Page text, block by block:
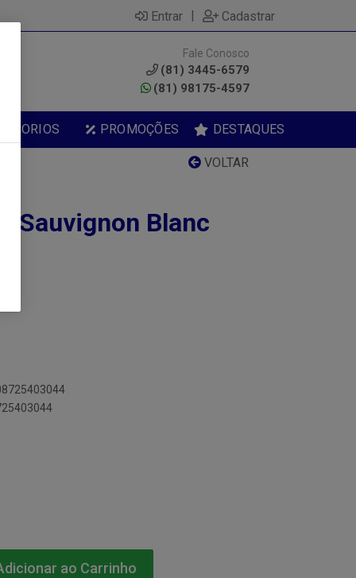
Entrar | Cadastrar
Fale Conosco
(81) 3445-6579
(81) 98175-4597
PROMOÇÕES DESTAQUES
VOLTAR
Sauvignon Blanc
ao Carrinho